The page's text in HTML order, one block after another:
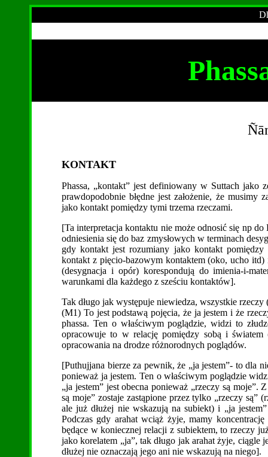
KONTAKT
Phassa, „kontakt” jest definiowany w Suttach
prawdopodobnie błędne jest założenie, że musimy
jako kontakt pomiędzy tymi trzema rzeczami.
[Ta interpretacja kontaktu nie może odnosić się np
odniesienia się do baz zmysłowych w terminach
gdy kontakt jest rozumiany jako kontakt pomiędzy
kontakt z pięcio-bazowym kontaktem (oko, ucho itd)
(desygnacja i opór) korespondują do imienia-i-
warunkami dla każdego z sześciu kontaktów].
Tak długo jak występuje niewiedza, wszystkie rzeczy
(M1) To jest podstawą pojęcia, że ja jestem i że
phassa. Ten o właściwym poglądzie, widzi to
opracowuje to w relację pomiędzy sobą i
opracowania na drodze różnorodnych poglądów.
[Puthujjana bierze za pewnik, że „ja jestem”- to dla
ponieważ ja jestem. Ten o właściwym poglądzie
„ja jestem” jest obecna ponieważ „rzeczy są moje”.
są moje” zostaje zastąpione przez tylko „rzeczy
ale już dłużej nie wskazują na subiekt) i „ja
Podczas gdy arahat wciąż żyje, mamy
będące w koniecznej relacji z subiektem, to rzeczy
jako korelatem „ja”, tak długo jak arahat żyje, ciągle
dłużej nie oznaczają jego ani nie wskazują na niego].